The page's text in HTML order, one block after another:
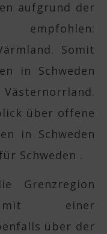
aufgrund der
empfohlen:
Somit
in Schweden
über offene
in Schweden
Schweden .
Grenzregion
mit einer
über der